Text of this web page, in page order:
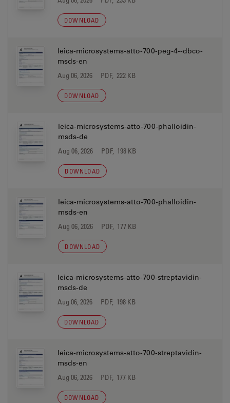
DOWNLOAD
leica-microsystems-atto-700-peg-4--dbco-
msds-en
Aug 06, 2026 PDF, 222 KB
DOWNLOAD
leica-microsystems-atto-700-phalloidin-
msds-de
Aug 06, 2026 PDF, 198 KB
DOWNLOAD
leica-microsystems-atto-700-phalloidin-
msds-en
Aug 06, 2026 PDF, 177 KB
DOWNLOAD
leica-microsystems-atto-700-streptavidin-
msds-de
Aug 06, 2026 PDF, 198 KB
DOWNLOAD
leica-microsystems-atto-700-streptavidin-
msds-en
Aug 06, 2026 PDF, 177 KB
DOWNLOAD